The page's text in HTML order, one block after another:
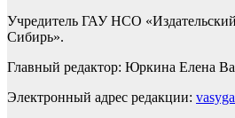
Учредитель ГАУ НСО
Сибирь».
Главный редактор: Юркина Елена
Электронный адрес редакции: